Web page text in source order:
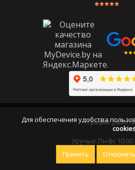
График
Уручье: Пн-Вс 10:00
Оставайтесь на
Для обеспечения удобства
Принять Отклонить